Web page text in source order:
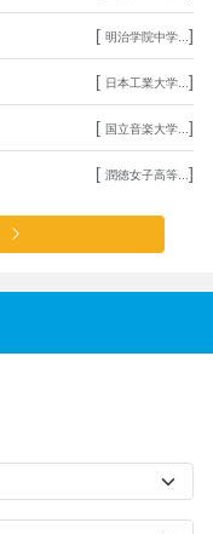
[ 明治学院中学... ]
[ 日本工業大学... ]
[ 国立音楽大学... ]
[ 潤徳女子高等... ]